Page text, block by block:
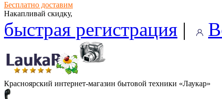
Бесплатно доставим
Накапливай скидку,
быстрая регистрация |
Красноярский интернет-магазин бытовой техники «Лаукар»